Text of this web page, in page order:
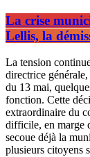
La crise
Lellis, la
La tension
directrice
du 13 mai,
fonction. Cette
extraordinaire du
difficile, en marge
secoue déjà la
plusieurs citoyens